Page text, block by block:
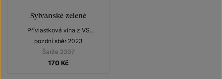
Sylvánské zelené
Přívlastková vína z VS
Lechovice
pozdní sběr 2023
Šarže 2307
170 Kč